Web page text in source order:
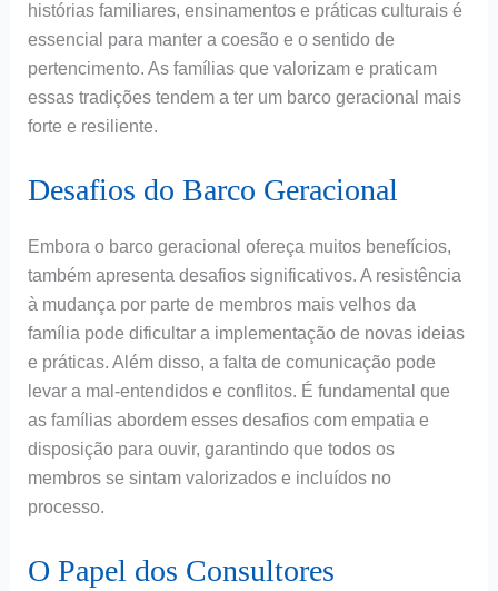
histórias familiares, ensinamentos e práticas culturais é
essencial para manter a coesão e o sentido de
pertencimento. As famílias que valorizam e praticam
essas tradições tendem a ter um barco geracional mais
forte e resiliente.
Desafios do Barco Geracional
Embora o barco geracional ofereça muitos benefícios,
também apresenta desafios significativos. A resistência
à mudança por parte de membros mais velhos da
família pode dificultar a implementação de novas ideias
e práticas. Além disso, a falta de comunicação pode
levar a mal-entendidos e conflitos. É fundamental que
as famílias abordem esses desafios com empatia e
disposição para ouvir, garantindo que todos os
membros se sintam valorizados e incluídos no
processo.
O Papel dos Consultores